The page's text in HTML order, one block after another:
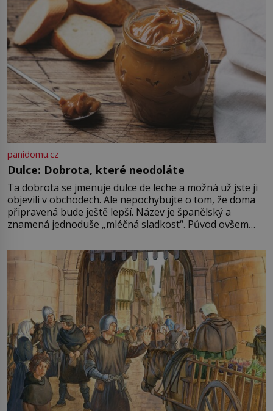
dávno před vámi. Říká se jim
bioindikátory […]
panidomu.cz
Dulce: Dobrota, které neodoláte
Ta dobrota se jmenuje dulce de leche a možná už jste ji
objevili v obchodech. Ale nepochybujte o tom, že doma
připravená bude ještě lepší. Název je španělský a
znamená jednoduše „mléčná sladkost“. Původ ovšem
pře hned několik latinskoamerických zemí a k tomu
Francie, kde se traduje,